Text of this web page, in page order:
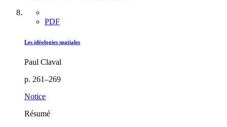
PDF
Les idéologies spatiales
Paul Claval
p. 261–269
Notice
Résumé